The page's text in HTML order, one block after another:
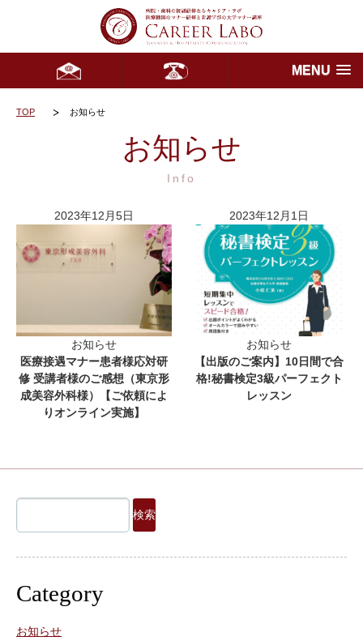
MENU
TOP お知らせ
お知らせ
Info
2023年12月5日
お知らせ
医療接遇マナー患者様応対研
修 受講者様のご感想（東京形
成美容外科様）【ご依頼によ
りオンライン実施】
2023年12月1日
お知らせ
【出版のご案内】10日間で合
格!秘書検定3級パーフェクト
レッスン
索:
Category
お知らせ